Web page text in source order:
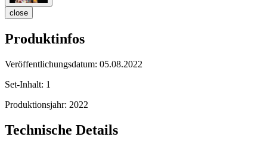
close
Produktinfos
Veröffentlichungsdatum: 05.08.2022
Set-Inhalt: 1
Produktionsjahr: 2022
Technische Details